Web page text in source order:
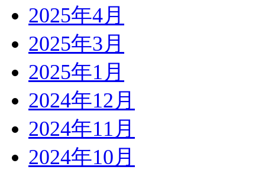
2025年4月
2025年3月
2025年1月
2024年12月
2024年11月
2024年10月